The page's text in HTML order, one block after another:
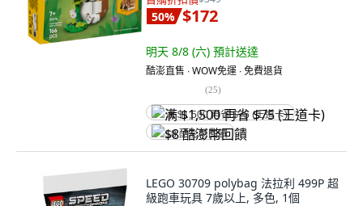
50% $172
明天 8/8 (六) 預計送達
酷澎直售 ∙ WOW免運 ∙ 免費退貨
(25)
满 $1,500 再省 $75 (王道卡)
$8 酷澎幣回饋
LEGO 30709 polybag 法拉利 499P 超
級跑車玩具 7歲以上, 多色, 1個